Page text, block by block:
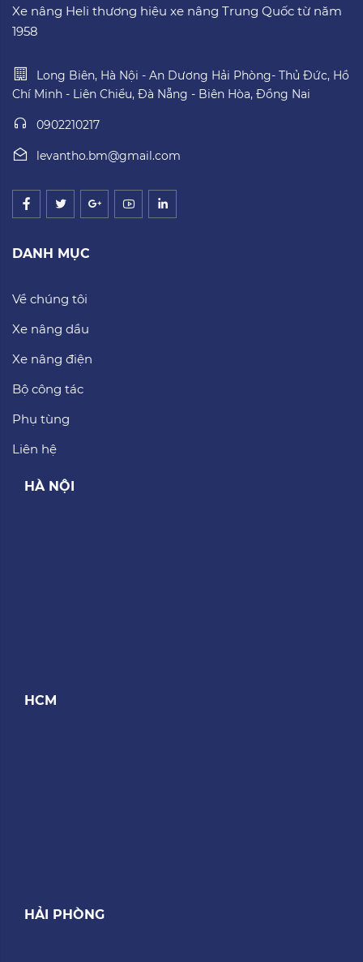
Xe nâng Heli thương hiệu xe nâng Trung Quốc từ năm
1958
Long Biên, Hà Nội - An Dương Hải Phòng- Thủ Đức, Hồ
Chí Minh - Liên Chiểu, Đà Nẵng - Biên Hòa, Đồng Nai
0902210217
levantho.bm@gmail.com
DANH MỤC
Về chúng tôi
Xe nâng dầu
Xe nâng điện
Bộ công tác
Phụ tùng
Liên hệ
HÀ NỘI
HCM
HẢI PHÒNG